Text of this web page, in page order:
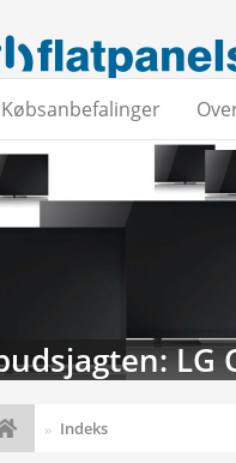
Købsanbefalinger
LG
Indeks